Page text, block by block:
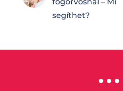
segíthet?
…